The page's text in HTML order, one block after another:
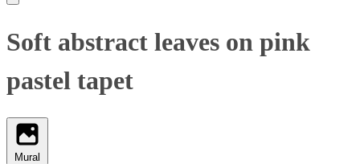
Soft abstract leaves on pink
pastel tapet
Mural